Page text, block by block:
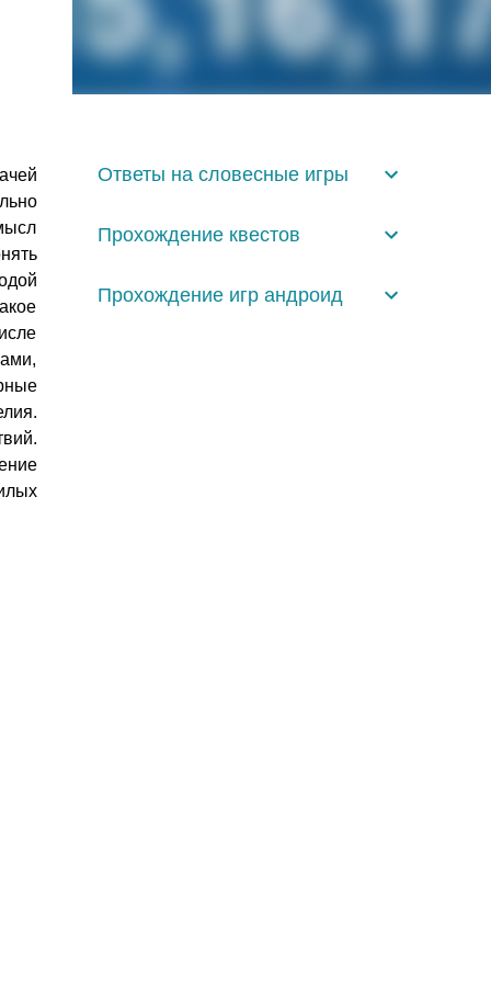
Ответы на словесные игры
Прохождение квестов
Прохождение игр андроид